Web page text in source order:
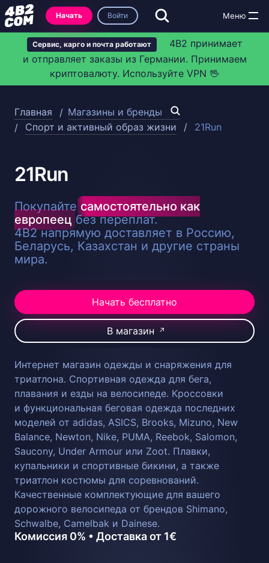
Сервис, карго и почта работают
4B2 принимает
и отправляет заказы из Германии. Принимаем
криптовалюту. Используйте VPN 🖖
Начать Войти
Главная
Магазины и бренды
Спорт и активный образ жизни
21Run
21Run
Покупайтесамостоятельно как
европеец без переплат.
4B2 напрямую доставляет в Россию,
Беларусь, Казахстан и другие страны
мира.
Начать бесплатно
В магазин ↗
Интернет магазин одежды и снаряжения для
триатлона. Спортивная одежда для бега,
плавания и езды на велосипеде. Кроссовки
и функциональная беговая одежда последних
моделей от adidas, ASICS, Brooks, Mizuno, New
Balance, Newton, Nike, PUMA, Reebok, Salomon,
Saucony, Under Armour или Zoot. Плавки,
купальники и спортивные бикини, а также
триатлон костюмы для соревнований.
Качественные комплектующие для вашего
дорожного велосипеда от брендов Shimano,
Schwalbe, Camelbak и Dainese.
Комиссия 0% • Доставка от 1€